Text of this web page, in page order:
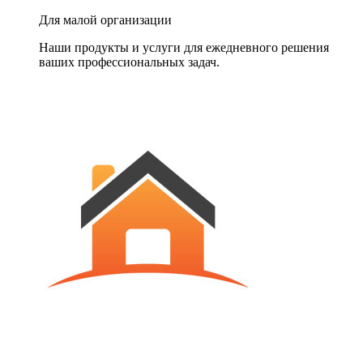
Для малой организации
Наши продукты и услуги для ежедневного решения
ваших профессиональных задач.